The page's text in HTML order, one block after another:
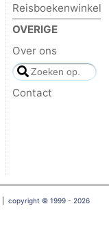
Reisboekenwinkel
OVERIGE
Over ons
Contact
copyright © 1999 - 2026